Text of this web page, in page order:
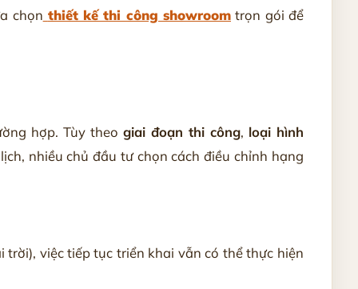
chọn thiết kế thi công showroom trọn gói để
hợp. Tùy theogiai đoạn thi công, loại hình
nhiều chủ đầu tư chọn cách điều chỉnh hạng
việc tiếp tục triển khai vẫn có thể thực hiện